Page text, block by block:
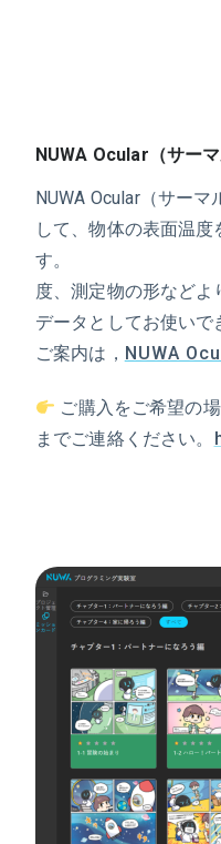
NUWA Ocular（サーマ
NUWA Ocular（サー
して、物体の表面温度
す。
度、測定物の形など
データとしてお使いで
ご案内は， NUWA
ご購入をご希望の
までご連絡ください。